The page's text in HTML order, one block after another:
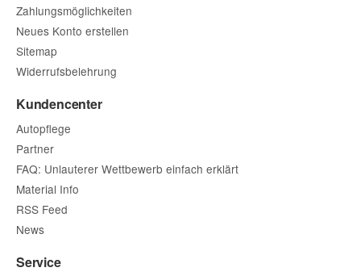
Zahlungsmöglichkeiten
Neues Konto erstellen
Sitemap
Widerrufsbelehrung
Kundencenter
Autopflege
Partner
FAQ: Unlauterer Wettbewerb einfach erklärt
Material Info
RSS Feed
News
Service